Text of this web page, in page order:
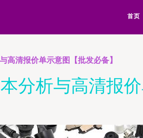
首页
高清报价单示意图【批发必备】
分析与高清报